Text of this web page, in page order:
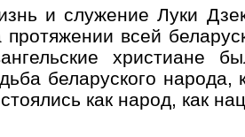
и служение Луки
протяжении всей
христиане
беларуского
как народ, как